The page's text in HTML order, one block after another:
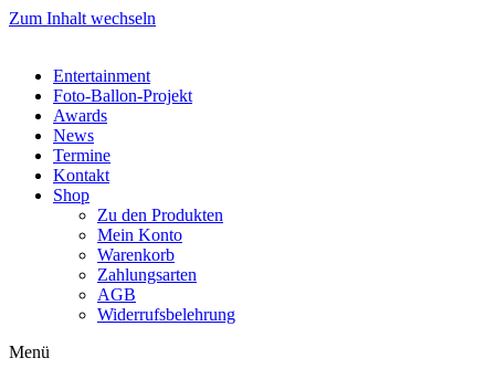
Zum Inhalt wechseln
Entertainment
Foto-Ballon-Projekt
Awards
News
Termine
Kontakt
Shop
Zu den Produkten
Mein Konto
Warenkorb
Zahlungsarten
AGB
Widerrufsbelehrung
Menü